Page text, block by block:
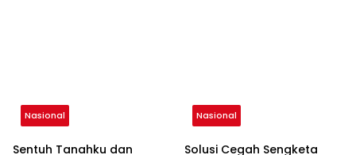
Nasional
Sentuh Tanahku dan
Nasional
Solusi Cegah Sengketa